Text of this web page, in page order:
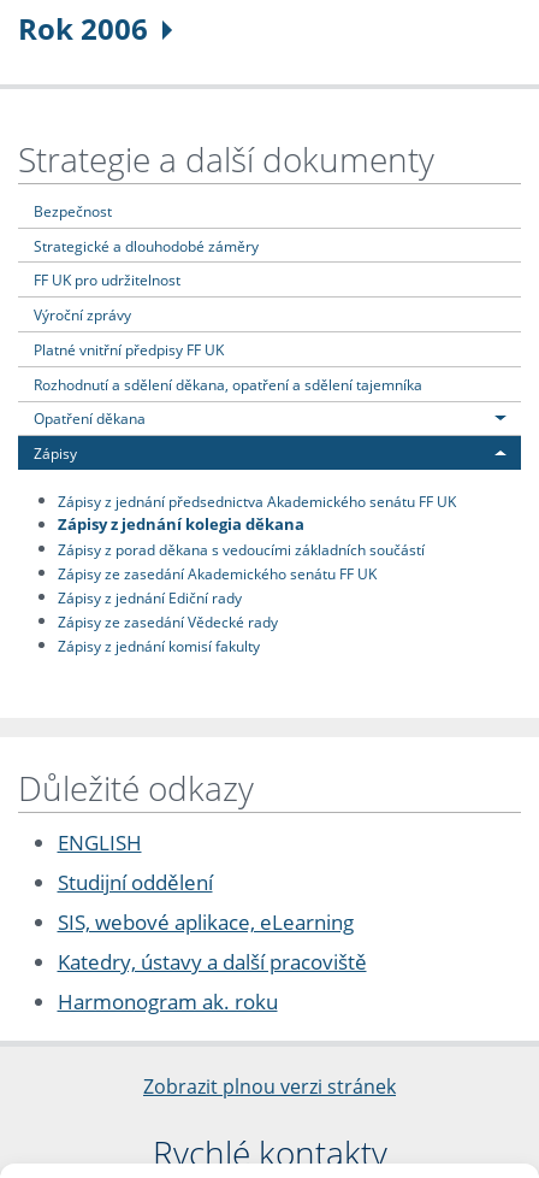
Rok 2006
Strategie a další dokumenty
Bezpečnost
Strategické a dlouhodobé záměry
FF UK pro udržitelnost
Výroční zprávy
Platné vnitřní předpisy FF UK
Rozhodnutí a sdělení děkana, opatření a sdělení tajemníka
Opatření děkana
Zápisy
Zápisy z jednání předsednictva Akademického senátu FF UK
Zápisy z jednání kolegia děkana
Zápisy z porad děkana s vedoucími základních součástí
Zápisy ze zasedání Akademického senátu FF UK
Zápisy z jednání Ediční rady
Zápisy ze zasedání Vědecké rady
Zápisy z jednání komisí fakulty
Důležité odkazy
ENGLISH
Studijní oddělení
SIS, webové aplikace, eLearning
Katedry, ústavy a další pracoviště
Harmonogram ak. roku
Zobrazit plnou verzi stránek
Rychlé kontakty